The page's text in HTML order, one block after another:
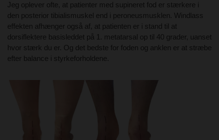
Jeg oplever ofte, at patienter med supineret fod er stærkere i
den posterior tibialismuskel end i peroneusmusklen. Windlass
effekten afhænger også af, at patienten er i stand til at
dorsiflektere basisleddet på 1. metatarsal op til 40 grader, uanset
hvor stærk du er. Og det bedste for foden og anklen er at stræbe
efter balance i styrkeforholdene.